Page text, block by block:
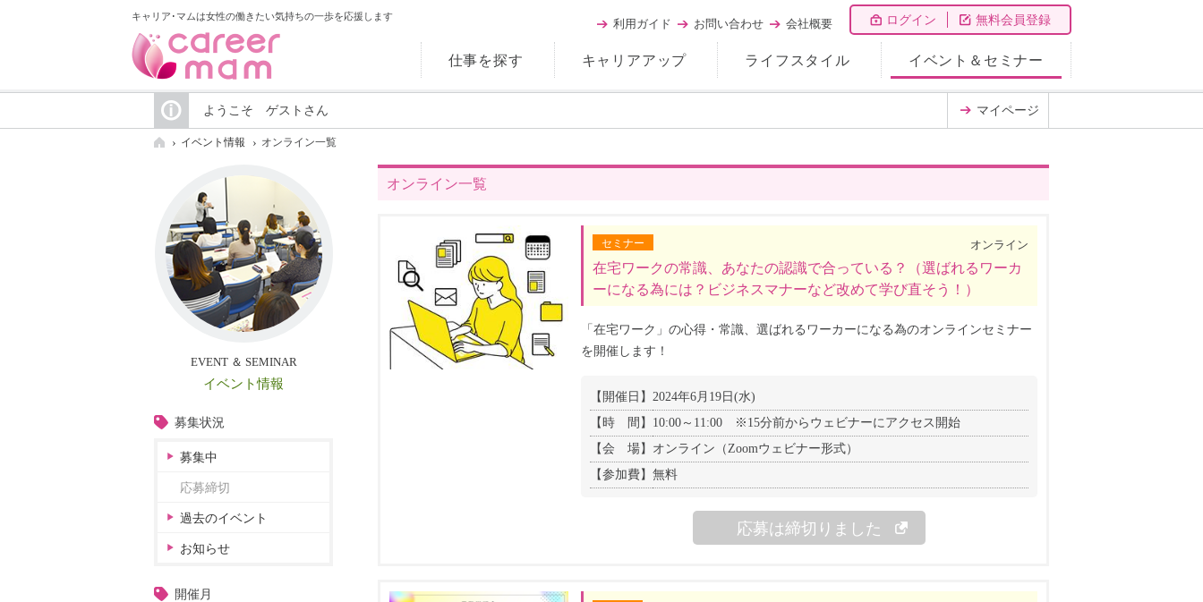
キャリア･マムは女性の働きたい気持ちの一歩を応援します ログイン 無料会員登録
仕事を探す キャリアアップ ライフスタイル イベント＆セミナー
利用ガイド お問い合わせ 会社概要
ようこそ ゲストさん マイページ
イベント情報 オンライン一覧
オンライン一覧
セミナー オンライン
在宅ワークの常識、あなたの認識で合っている？（選ばれるワーカ
ーになる為には？ビジネスマナーなど改めて学び直そう！）
「在宅ワーク」の心得・常識、選ばれるワーカーになる為のオンラインセミナー
を開催します！
【開催日】 2024年6月19日(水)
【時 間】 10:00～11:00 ※15分前からウェビナーにアクセス開始
【会 場】 オンライン（Zoomウェビナー形式）
【参加費】 無料
応募は締切りました
EVENT ＆ SEMINAR
イベント情報
募集状況
募集中
応募締切
過去のイベント
お知らせ
開催月